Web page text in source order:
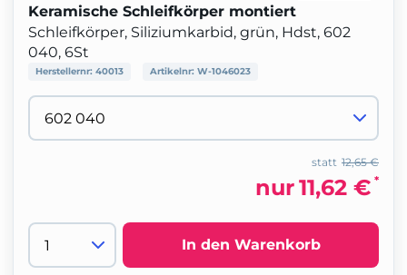
Keramische Schleifkörper montiert
Schleifkörper, Siliziumkarbid, grün, Hdst, 602
040, 6St
Herstellernr: 40013 Artikelnr: W-1046023
12,65 €
statt
nur11,62 € *
In den Warenkorb